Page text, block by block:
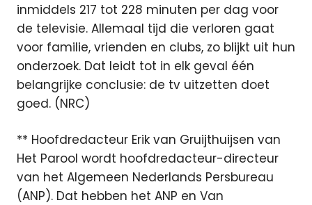
inmiddels 217 tot 228 minuten per dag voor
de televisie. Allemaal tijd die verloren gaat
voor familie, vrienden en clubs, zo blijkt uit hun
onderzoek. Dat leidt tot in elk geval één
belangrijke conclusie: de tv uitzetten doet
goed. (NRC)
** Hoofdredacteur Erik van Gruijthuijsen van
Het Parool wordt hoofdredacteur-directeur
van het Algemeen Nederlands Persbureau
(ANP). Dat hebben het ANP en Van